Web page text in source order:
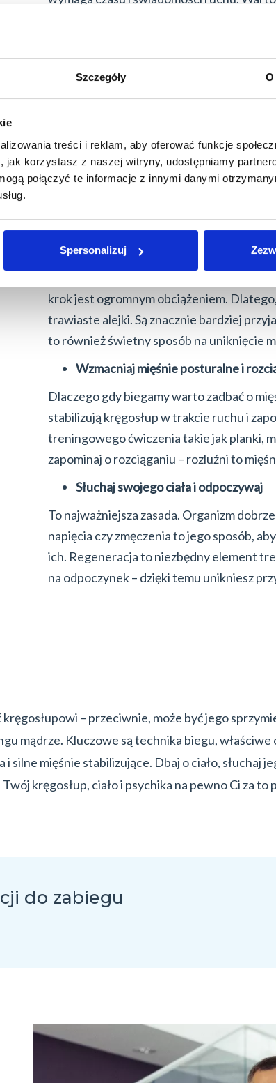
Szczegóły
treści i reklam, aby oferować funkcje
korzystasz z naszej witryny, udostępniamy
połączyć te informacje z innymi danymi
Spersonalizuj
fizjoterapeutą, który pomoże skorygować
Nie każdy sportowy but nadaje się do
być odpowiedni dla Twojej stopy. To
treningu, więc warto o niego zadbać.
nie tylko stóp, ale też kolan, bioder i
do typu stopy (liczy się nie tylko długość
oraz stylu biegu, a także zapewniać
Unikaj biegania po twardych
Bieganie po betonie czy asfalcie działa
amortyzatorów. Sztywna nawierzchnia
krok jest ogromnym obciążeniem.
trawiaste alejki. Są znacznie bardziej
to również świetny sposób na uniknięcie
Wzmacniaj mięśnie posturalne i
Dlaczego gdy biegamy warto zadbać o
stabilizują kręgosłup w trakcie ruchu i
treningowego ćwiczenia takie jak planki,
zapominaj o rozciąganiu – rozluźni to
Słuchaj swojego ciała i odpoczywaj
To najważniejsza zasada. Organizm
napięcia czy zmęczenia to jego sposób,
ich. Regeneracja to niezbędny element
na odpoczynek – dzięki temu unikniesz
kręgosłupowi – przeciwnie, może być jego
mądrze. Kluczowe są technika biegu, właściwe
silne mięśnie stabilizujące. Dbaj o ciało, słuchaj
kręgosłup, ciało i psychika na pewno Ci za to
do zabiegu